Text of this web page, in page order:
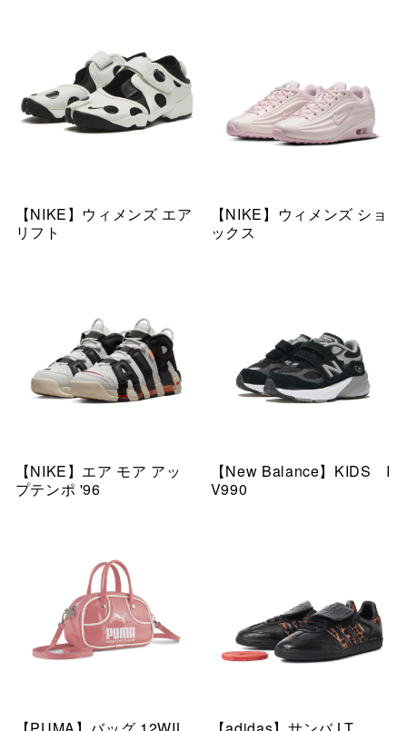
【NIKE】ウィメンズ エア
リフト
【NIKE】ウィメンズ ショ
ックス
【NIKE】エア モア アッ
プテンポ '96
【New Balance】KIDS I
V990